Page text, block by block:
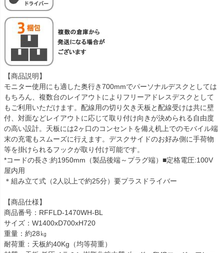
【商品説明】
モニター使用にも適した奥行き700mmでパーソナルデスクとしては
もちろん、複数台のレイアウトによりフリーアドレスデスクとして
もご利用いただけます。配線用の切り欠き天板と配線受けは共に壁
付、対面などレイアウトに応じて取り付け向きが決められる自由度
の高い設計。天板には2ヶ口のコンセントを備え机上でのモバイル端
末の充電もスムーズに行えます。デスクサイドのお好み側に手荷物
等を掛けられるフックが取り付け可能です。
*コードの長さ:約1950mm（製品後端～プラグ端）■定格電圧:100V
屋内用
＊組み立て式（2人以上で約25分）要プラスドライバー
【商品仕様】
商品番号：RFFLD-1470WH-BL
サイズ：W1400xD700xH720
重量：約28㎏
耐荷重：天板約40Kg（均等荷重）